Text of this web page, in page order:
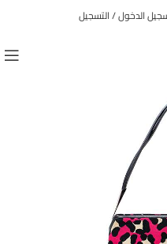
الدخول / التسجيل